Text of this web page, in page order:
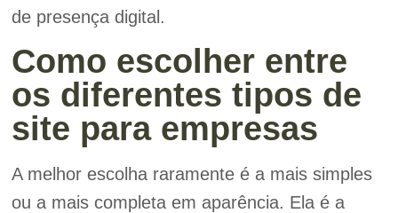
de presença digital.
Como escolher entre
os diferentes tipos de
site para empresas
A melhor escolha raramente é a mais simples
ou a mais completa em aparência. Ela é a